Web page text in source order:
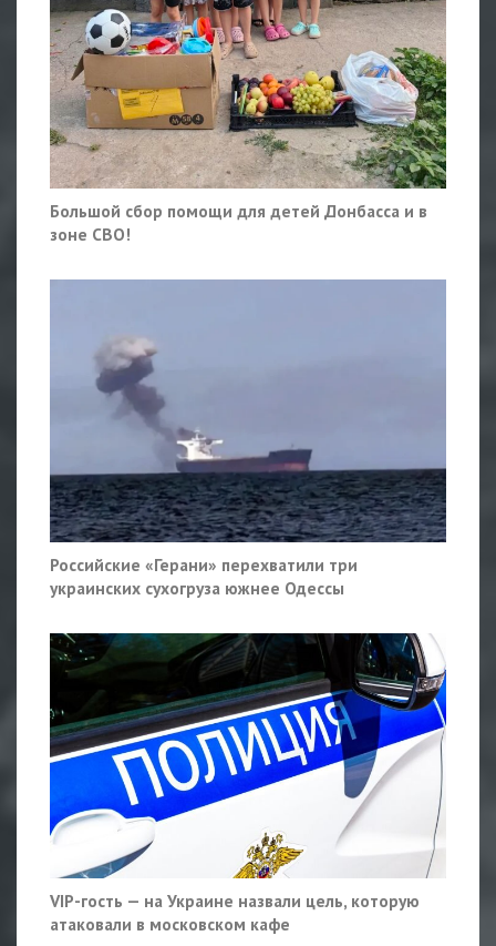
Большой сбор помощи для детей Донбасса и в
зоне СВО!
Российские «Герани» перехватили три
украинских сухогруза южнее Одессы
VIP-гость — на Украине назвали цель, которую
атаковали в московском кафе